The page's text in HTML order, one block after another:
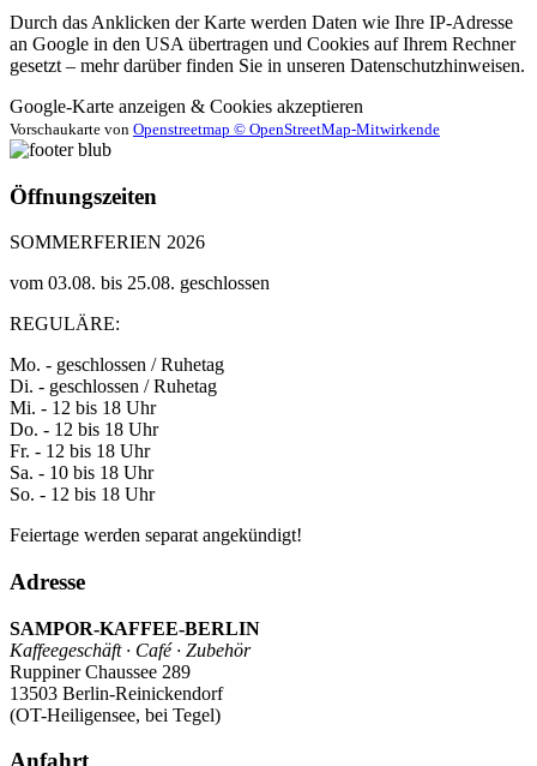
Durch das Anklicken der Karte werden Daten wie Ihre IP-Adresse
an Google in den USA übertragen und Cookies auf Ihrem Rechner
gesetzt – mehr darüber finden Sie in unseren Datenschutzhinweisen.
Google-Karte anzeigen & Cookies akzeptieren
Vorschaukarte von Openstreetmap © OpenStreetMap-Mitwirkende
Öffnungszeiten
SOMMERFERIEN 2026
vom 03.08. bis 25.08. geschlossen
REGULÄRE:
Mo. - geschlossen / Ruhetag
Di. - geschlossen / Ruhetag
Mi. - 12 bis 18 Uhr
Do. - 12 bis 18 Uhr
Fr. - 12 bis 18 Uhr
Sa. - 10 bis 18 Uhr
So. - 12 bis 18 Uhr
Feiertage werden separat angekündigt!
Adresse
SAMPOR-KAFFEE-BERLIN
Kaffeegeschäft · Café · Zubehör
Ruppiner Chaussee 289
13503 Berlin-Reinickendorf
(OT-Heiligensee, bei Tegel)